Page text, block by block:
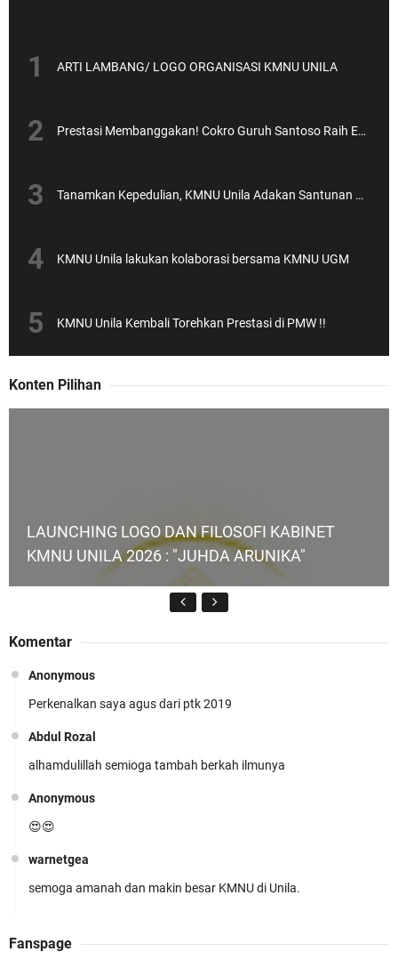
ARTI LAMBANG/ LOGO ORGANISASI KMNU UNILA
Prestasi Membanggakan! Cokro Guruh Santoso Raih Emas Olimpiade Biologi Puskanas
Tanamkan Kepedulian, KMNU Unila Adakan Santunan Anak Yatim
KMNU Unila lakukan kolaborasi bersama KMNU UGM
KMNU Unila Kembali Torehkan Prestasi di PMW !!
Konten Pilihan
LAUNCHING LOGO DAN FILOSOFI KABINET
KMNU UNILA 2026 : "JUHDA ARUNIKA"
KMNU Unila Kembali Torehkan Prestasi di PMW
!!
Prestasi Membanggakan! Cokro Guruh Santoso
Komentar
Anonymous
Perkenalkan saya agus dari ptk 2019
Abdul Rozal
alhamdulillah semioga tambah berkah ilmunya
Anonymous
😍😍
warnetgea
semoga amanah dan makin besar KMNU di Unila.
Alhamdulillah
Fanspage